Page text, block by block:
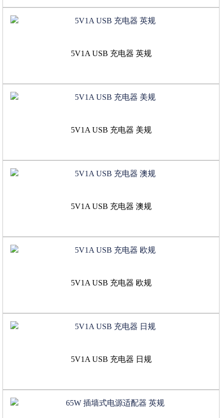
5V1A USB 充电器 英规
5V1A USB 充电器 美规
5V1A USB 充电器 澳规
5V1A USB 充电器 欧规
5V1A USB 充电器 日规